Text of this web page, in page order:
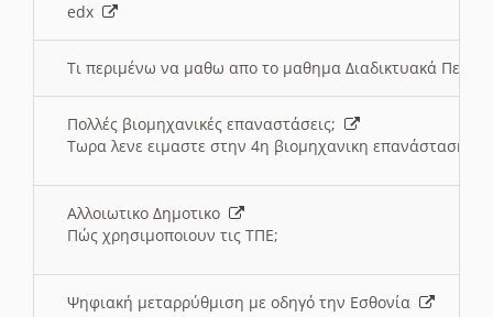
edx
Τι περιμένω να μαθω απο το μαθημα Διαδικτυακά
Πολλές βιομηχανικές επαναστάσεις;
Τωρα λενε ειμαστε στην 4η βιομηχανικη επανάσταση
Αλλοιωτικο Δημοτικο
Πώς χρησιμοποιουν τις ΤΠΕ;
Ψηφιακή μεταρρύθμιση με οδηγό την Εσθονία